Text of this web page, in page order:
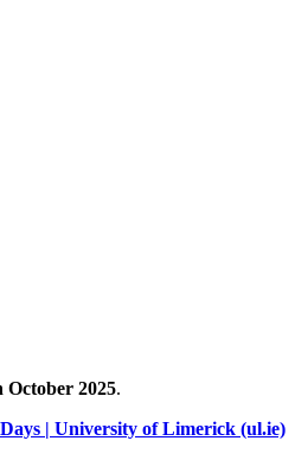
October 2025.
| University of Limerick (ul.ie)